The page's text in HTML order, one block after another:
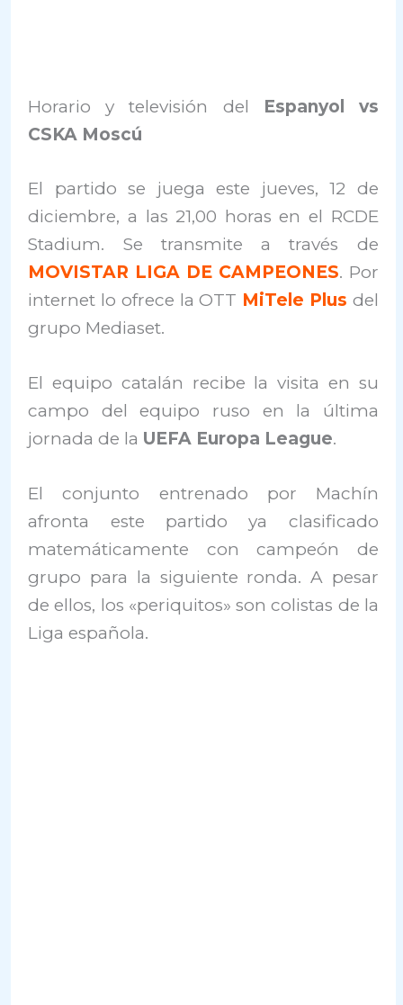
Horario y televisión del
Espanyol vs
CSKA Moscú
El partido se juega este jueves, 12 de
diciembre, a las 21,00 horas en el RCDE
Stadium. Se transmite a través de
MOVISTAR LIGA DE CAMPEONES. Por
internet lo ofrece la OTT MiTele Plus del
grupo Mediaset.
El equipo catalán recibe la visita en su
campo del equipo ruso en la última
jornada de la UEFA Europa League.
El conjunto entrenado por Machín
afronta este partido ya clasificado
matemáticamente con campeón de
grupo para la siguiente ronda. A pesar
de ellos, los «periquitos» son colistas de la
Liga española.